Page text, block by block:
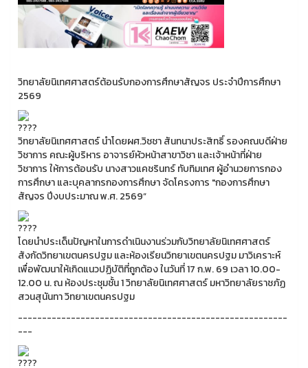
วิทยาลัยนิเทศศาสตร์ต้อนรับกองการศึกษาสัญจร ประจำปีการศึกษา
2569
วิทยาลัยนิเทศศาสตร์ นำโดยผศ.วิชชา สันทนาประสิทธิ์ รองคณบดีฝ่าย
วิชาการ คณะผู้บริหาร อาจารย์หัวหน้าสาขาวิชา และเจ้าหน้าที่ฝ่าย
วิชาการ ให้การต้อนรับ นางสาวแคชรินทร์ ทับทิมเทศ ผู้อำนวยการกอง
การศึกษา และบุคลากรกองการศึกษา จัดโครงการ "กองการศึกษา
สัญจร ปีงบประมาณ พ.ศ. 2569”
โดยนำประเด็นปัญหาในการดำเนินงานร่วมกับวิทยาลัยนิเทศศาสตร์
สังกัดวิทยาเขตนครปฐม และห้องเรียนวิทยาเขตนครปฐม มาวิเคราะห์
เพื่อพัฒนาให้เกิดแนวปฏิบัติที่ถูกต้อง ในวันที่ 17 ก.พ. 69 เวลา 10.00-
12.00 น. ณ ห้องประชุมชั้น 1 วิทยาลัยนิเทศศาสตร์ มหาวิทยาลัยราชภัฏ
สวนสุนันทา วิทยาเขตนครปฐม
--------------------------------------------------------
---